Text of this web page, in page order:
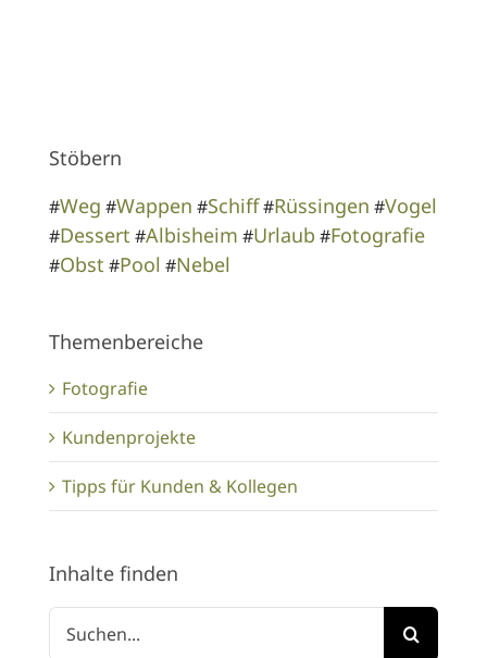
Stöbern
#Weg #Wappen #Schiff#Rüssingen #Vogel
#Dessert #Albisheim #Urlaub #Fotografie
#Obst #Pool #Nebel
Themenbereiche
Fotografie
Kundenprojekte
Tipps für Kunden & Kollegen
Inhalte finden
Suche
nach: